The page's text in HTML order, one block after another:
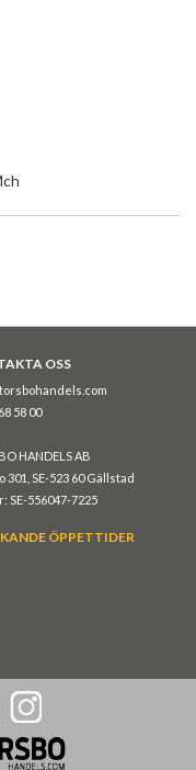
OSS
58 00
HANDELS AB
301, SE-523 60 Gällstad
SE-556047-7225
ÖPPETTIDER